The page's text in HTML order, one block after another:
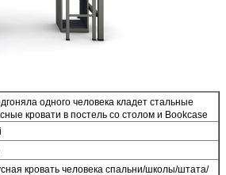
одного человека кладет стальные
кровати в постель со столом и Bookcase
кровать человека спальни/школы/штата/